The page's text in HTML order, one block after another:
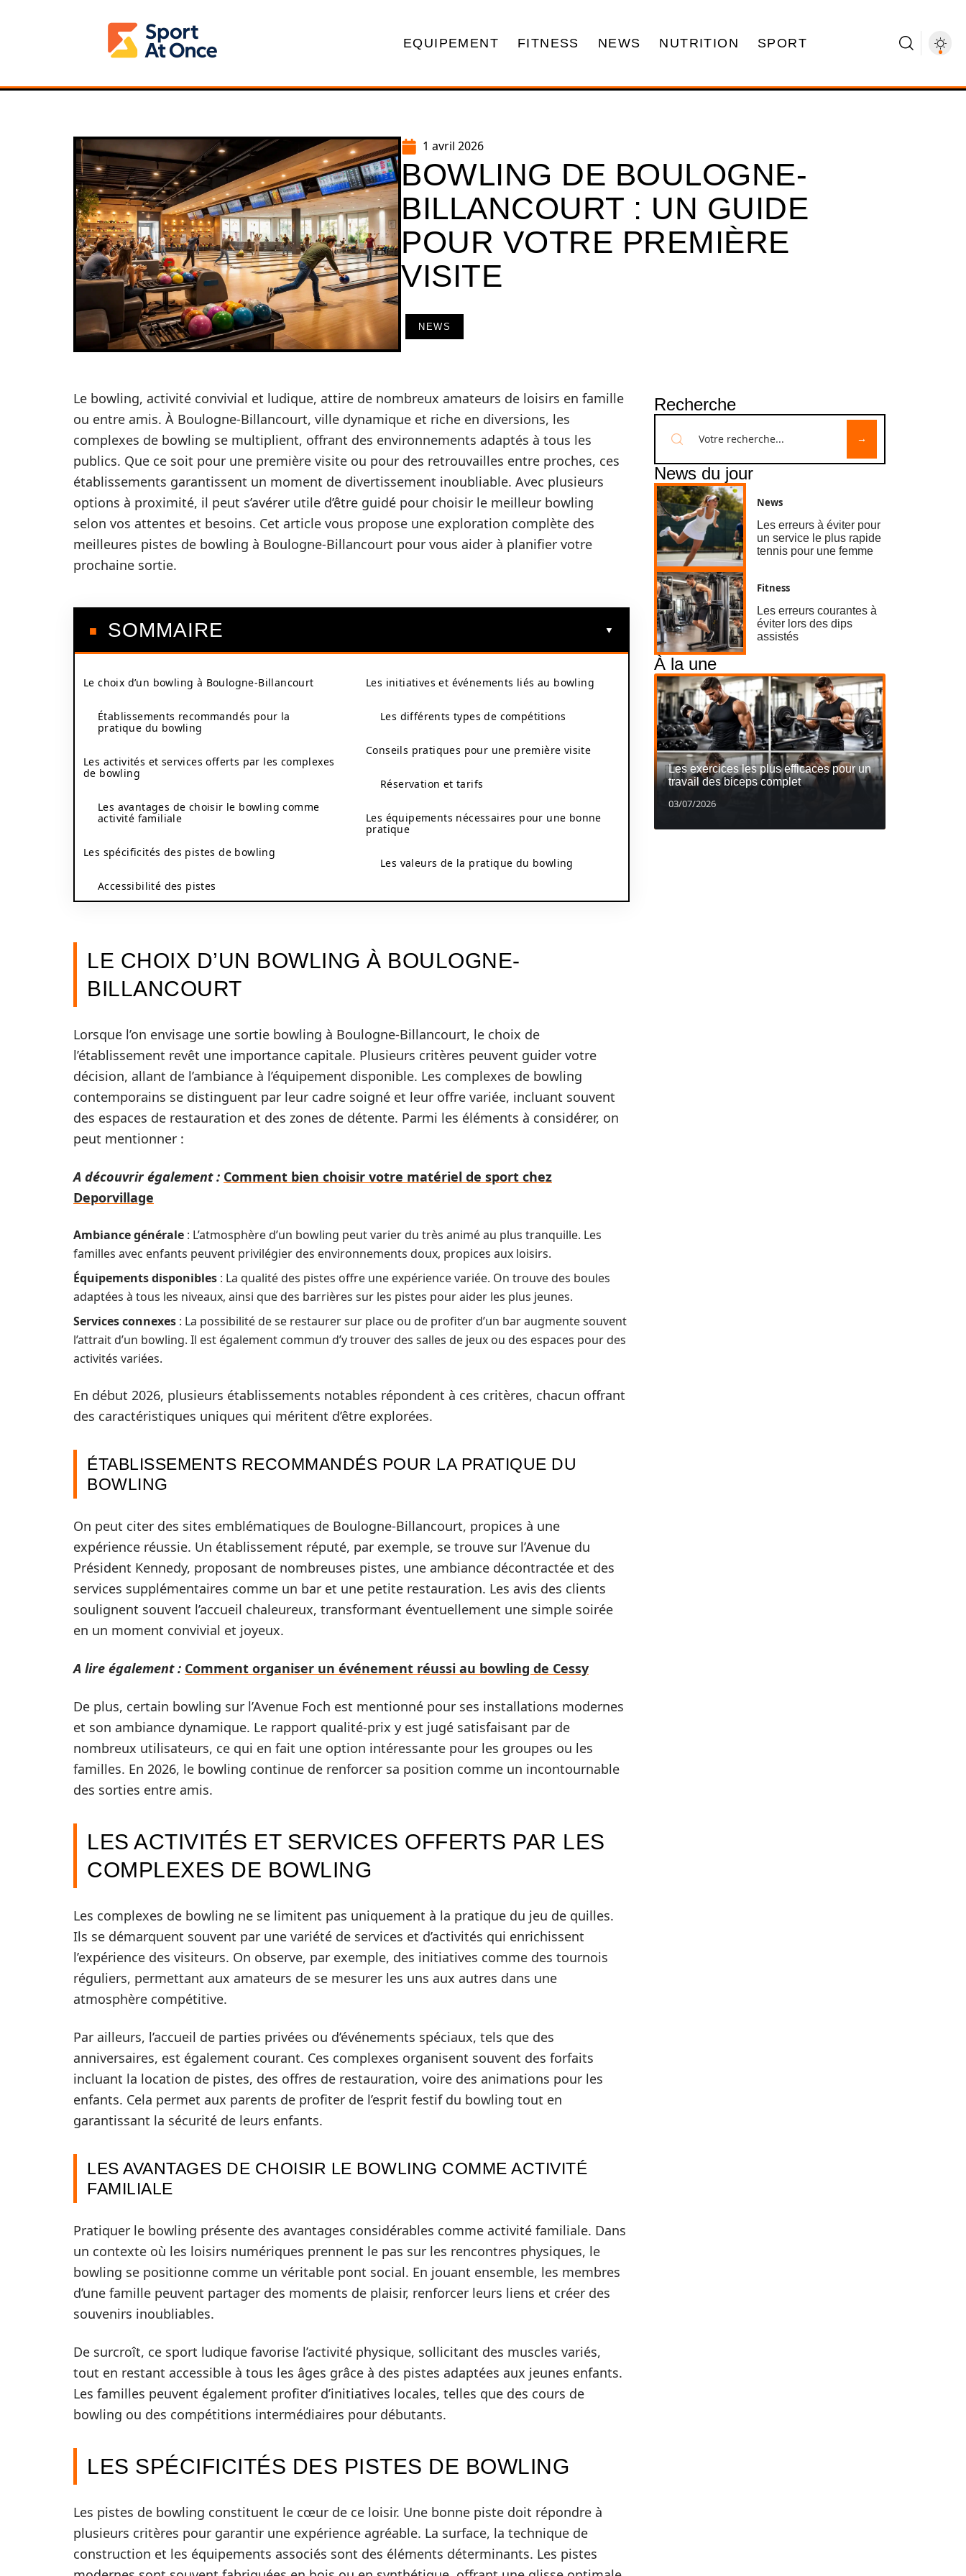
EQUIPEMENT FITNESS NEWS NUTRITION SPORT
1 avril 2026
BOWLING DE BOULOGNE-
BILLANCOURT : UN GUIDE
POUR VOTRE PREMIÈRE
VISITE
NEWS
Le bowling, activité convivial et ludique, attire de nombreux amateurs de loisirs en famille
ou entre amis. À Boulogne-Billancourt, ville dynamique et riche en diversions, les
complexes de bowling se multiplient, offrant des environnements adaptés à tous les
publics. Que ce soit pour une première visite ou pour des retrouvailles entre proches, ces
établissements garantissent un moment de divertissement inoubliable. Avec plusieurs
options à proximité, il peut s’avérer utile d’être guidé pour choisir le meilleur bowling
selon vos attentes et besoins. Cet article vous propose une exploration complète des
meilleures pistes de bowling à Boulogne-Billancourt pour vous aider à planifier votre
prochaine sortie.
SOMMAIRE
Le choix d’un bowling à Boulogne-Billancourt
Établissements recommandés pour la
pratique du bowling
Les activités et services offerts par les complexes
de bowling
Les avantages de choisir le bowling comme
activité familiale
Les spécificités des pistes de bowling
Accessibilité des pistes
Les initiatives et événements liés au bowling
Les différents types de compétitions
Conseils pratiques pour une première visite
Réservation et tarifs
Les équipements nécessaires pour une bonne
pratique
Les valeurs de la pratique du bowling
LE CHOIX D’UN BOWLING À BOULOGNE-
BILLANCOURT
Lorsque l’on envisage une sortie bowling à Boulogne-Billancourt, le choix de
l’établissement revêt une importance capitale. Plusieurs critères peuvent guider votre
décision, allant de l’ambiance à l’équipement disponible. Les complexes de bowling
contemporains se distinguent par leur cadre soigné et leur offre variée, incluant souvent
des espaces de restauration et des zones de détente. Parmi les éléments à considérer, on
peut mentionner :
A découvrir également : Comment bien choisir votre matériel de sport chez
Deporvillage
Ambiance générale : L’atmosphère d’un bowling peut varier du très animé au plus tranquille. Les
familles avec enfants peuvent privilégier des environnements doux, propices aux loisirs.
Équipements disponibles : La qualité des pistes offre une expérience variée. On trouve des boules
adaptées à tous les niveaux, ainsi que des barrières sur les pistes pour aider les plus jeunes.
Services connexes : La possibilité de se restaurer sur place ou de profiter d’un bar augmente souvent
l’attrait d’un bowling. Il est également commun d’y trouver des salles de jeux ou des espaces pour des
activités variées.
En début 2026, plusieurs établissements notables répondent à ces critères, chacun offrant
des caractéristiques uniques qui méritent d’être explorées.
ÉTABLISSEMENTS RECOMMANDÉS POUR LA PRATIQUE DU
BOWLING
On peut citer des sites emblématiques de Boulogne-Billancourt, propices à une
expérience réussie. Un établissement réputé, par exemple, se trouve sur l’Avenue du
Président Kennedy, proposant de nombreuses pistes, une ambiance décontractée et des
services supplémentaires comme un bar et une petite restauration. Les avis des clients
soulignent souvent l’accueil chaleureux, transformant éventuellement une simple soirée
en un moment convivial et joyeux.
A lire également : Comment organiser un événement réussi au bowling de Cessy
De plus, certain bowling sur l’Avenue Foch est mentionné pour ses installations modernes
et son ambiance dynamique. Le rapport qualité-prix y est jugé satisfaisant par de
nombreux utilisateurs, ce qui en fait une option intéressante pour les groupes ou les
familles. En 2026, le bowling continue de renforcer sa position comme un incontournable
des sorties entre amis.
LES ACTIVITÉS ET SERVICES OFFERTS PAR LES
COMPLEXES DE BOWLING
Les complexes de bowling ne se limitent pas uniquement à la pratique du jeu de quilles.
Ils se démarquent souvent par une variété de services et d’activités qui enrichissent
l’expérience des visiteurs. On observe, par exemple, des initiatives comme des tournois
réguliers, permettant aux amateurs de se mesurer les uns aux autres dans une
atmosphère compétitive.
Par ailleurs, l’accueil de parties privées ou d’événements spéciaux, tels que des
anniversaires, est également courant. Ces complexes organisent souvent des forfaits
incluant la location de pistes, des offres de restauration, voire des animations pour les
enfants. Cela permet aux parents de profiter de l’esprit festif du bowling tout en
garantissant la sécurité de leurs enfants.
LES AVANTAGES DE CHOISIR LE BOWLING COMME ACTIVITÉ
FAMILIALE
Pratiquer le bowling présente des avantages considérables comme activité familiale. Dans
un contexte où les loisirs numériques prennent le pas sur les rencontres physiques, le
bowling se positionne comme un véritable pont social. En jouant ensemble, les membres
d’une famille peuvent partager des moments de plaisir, renforcer leurs liens et créer des
souvenirs inoubliables.
De surcroît, ce sport ludique favorise l’activité physique, sollicitant des muscles variés,
tout en restant accessible à tous les âges grâce à des pistes adaptées aux jeunes enfants.
Les familles peuvent également profiter d’initiatives locales, telles que des cours de
bowling ou des compétitions intermédiaires pour débutants.
LES SPÉCIFICITÉS DES PISTES DE BOWLING
Les pistes de bowling constituent le cœur de ce loisir. Une bonne piste doit répondre à
plusieurs critères pour garantir une expérience agréable. La surface, la technique de
construction et les équipements associés sont des éléments déterminants. Les pistes
Recherche
News du jour
News
Les erreurs à éviter pour
un service le plus rapide
tennis pour une femme
Fitness
Les erreurs courantes à
éviter lors des dips
assistés
À la une
Les exercices les plus efficaces pour un
travail des biceps complet
03/07/2026